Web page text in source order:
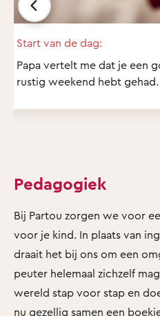
Start van de dag:
Papa vertelt me dat je een
rustig weekend hebt gehad.
Pedagogiek
Bij Partou zorgen we voor
voor je kind. In plaats van
draait het bij ons om een
peuter helemaal zichzelf
wereld stap voor stap en
nu gezellig samen een